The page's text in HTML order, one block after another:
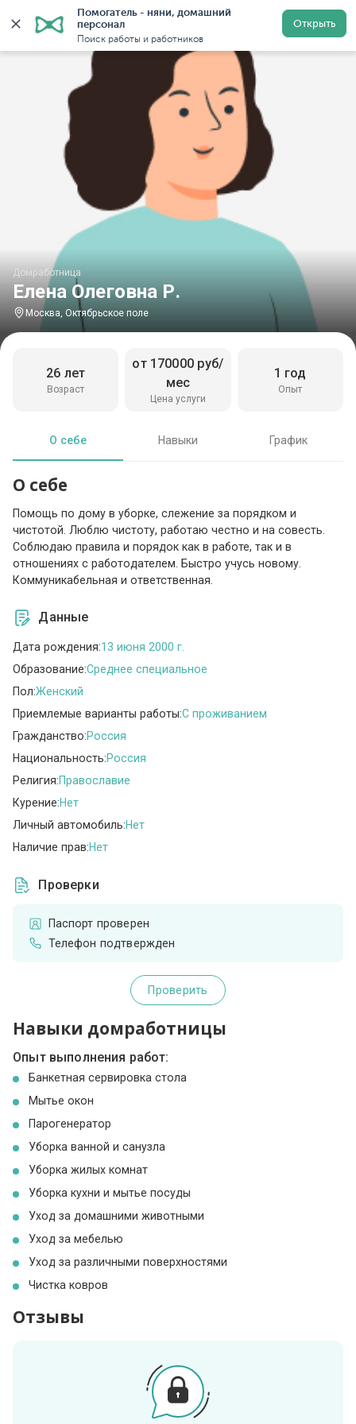
Помогатель - няни, домашний
персонал
Поиск работы и работников
Открыть
Главная Домработницы Домработницы в Москве
Елена Олеговна Р.
Домработница
Москва, Октябрьское поле
Возраст
26 лет
Цена услуги
от 170000 руб/
мес
Опыт
1 год
О себе Навыки График
О себе
Помощь по дому в уборке, слежение за порядком и
чистотой. Люблю чистоту, работаю честно и на совесть.
Соблюдаю правила и порядок как в работе, так и в
отношениях с работодателем. Быстро учусь новому.
Коммуникабельная и ответственная.
Данные
Дата рождения:13 июня 2000 г.
Образование:Среднее специальное
Пол:Женский
Приемлемые варианты работы:C проживанием
Гражданство:Россия
Национальность:Россия
Религия:Православие
Курение:Нет
Личный автомобиль:Нет
Наличие прав:Нет
Проверки
Паспорт проверен
Телефон подтвержден
Проверить
Навыки домработницы
Опыт выполнения работ:
Банкетная сервировка стола
Мытье окон
Парогенератор
Уборка ванной и санузла
Уборка жилых комнат
Уборка кухни и мытье посуды
Уход за домашними животными
Уход за мебелью
Уход за различными поверхностями
Чистка ковров
Отзывы